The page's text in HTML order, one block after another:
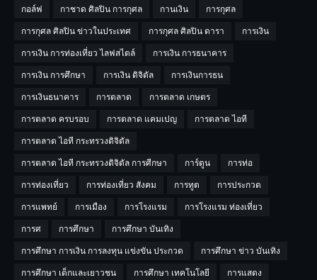
กอล์ฟ
กาชาด ศิลปิน การกุศล กานเงิน
การกุศล
การกุศล ศิลปิน ข่าวในประเทศ
การกุศล ศิลปิน ดารา
การเงิน
การเงิน การท่องเที่ยว ไลฟสไตล์
การเงิน การธนาคาร
การเงิน การศึกษา
การเงิน ดิจิตัล
การเงินการธน
การเงินธนาคาร
การตลาด
การตลาด เกษตร
การตลาด ครบรอบ
การตลาด แคมเปญ
การตลาด ไอที
การตลาด ไอที กระทรวงดิจิตัล
การตลาด ไอที กระทรวงดิจิตัล การศีกษา
การ์ตูน
การท่อ
การท่องเที่ยว
การท่องเที่ยว สังคม การทูต
การประกวด
การแพทย์
การเมือง การโรงแรม
การโรงแรม ท่องเที่ยว
การศ
การศึกษา
การศึกษา บันเทิง
การศึกษา การเงิน การลงทุน แข่งขัน ประกวด
การศึกษา ข่าว บันเทิง
การศึกษา เด็กและเยาวชน
การศึกษา เทคโนโลยี การแสดง